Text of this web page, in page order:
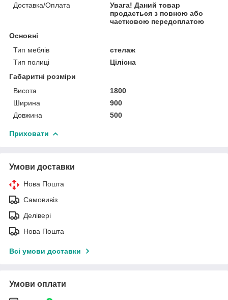
Доставка/Оплата
Увага! Даний товар
продається з повною або
частковою передоплатою
Основні
Тип меблів
стелаж
Тип полиці
Цілісна
Габаритні розміри
Висота
1800
Ширина
900
Довжина
500
Приховати
Умови доставки
Нова Пошта
Самовивіз
Делівері
Нова Пошта
Всі умови доставки
Умови оплати